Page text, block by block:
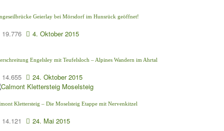
Geierlay bei Mörsdorf im Hunsrück geöffnet!
19.776 4. Oktober 2015
Engelsley mit Teufelsloch – Alpines Wandern im Ahrtal
14.655 24. Oktober 2015
Klettersteig – Die Moselsteig Etappe mit Nervenkitzel
14.121 24. Mai 2015